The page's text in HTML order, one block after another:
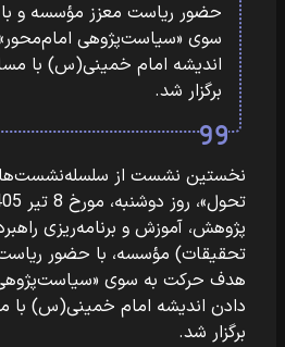
حضور ریاست معزز مؤسسه و
سوی «سیاست‌پژوهی
اندیشه امام خمینی(س) با
برگزار شد.
نخستین نشست از سلسله‌نشست‌های
پژوهش، آموزش و برنامه‌ریزی
تحقیقات) مؤسسه، با حضور
هدف حرکت به سوی «سیاست‌پژوهی
دادن اندیشه امام خمینی(س) با
برگزار شد.